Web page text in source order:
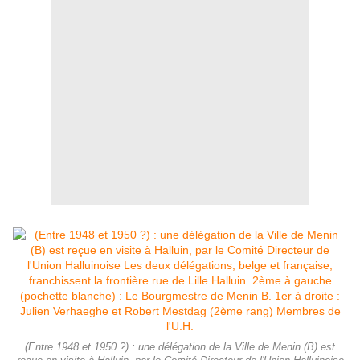
(Entre 1948 et 1950 ?) : une délégation de la Ville de Menin (B) est